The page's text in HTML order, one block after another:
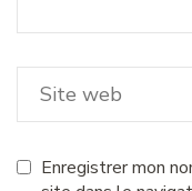
Enregistrer mon